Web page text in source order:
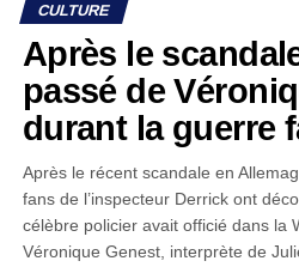
CULTURE
Après le
passé de
durant la guerre
Après le récent scandale en
fans de l’inspecteur Derrick ont
célèbre policier avait officié dans la
Véronique Genest, interprète de